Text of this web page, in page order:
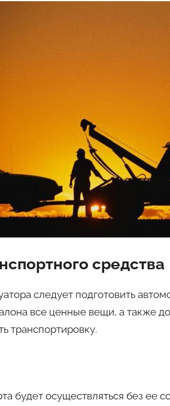
средства
следует подготовить
все ценные вещи, а также
транспортировку.
будет осуществляться без ее